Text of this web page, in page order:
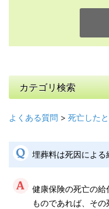
カテゴリ検索
よくある質問 > 死亡した
埋葬料は死因による
健康保険の死亡の
ものであれば、その